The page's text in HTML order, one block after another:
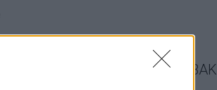
LEGOLVASOTTABBAK